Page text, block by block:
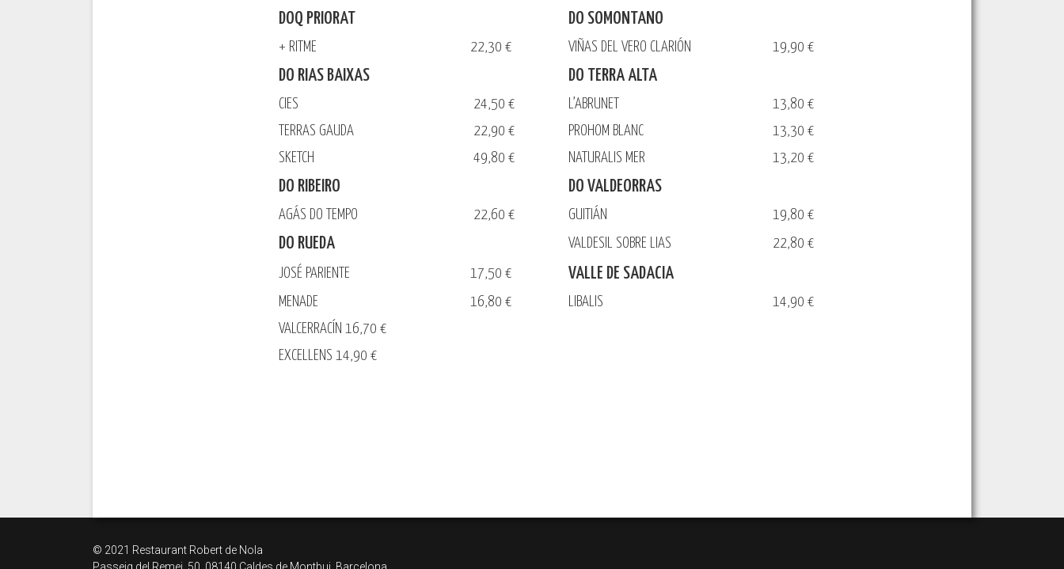
DOQ PRIORAT DO SOMONTANO
+ RITME 22,30 € VIÑAS DEL VERO CLARIÓN 19,90 €
DO RIAS BAIXAS DO TERRA ALTA
CIES 24,50 € L’ABRUNET
13,80 €
TERRAS GAUDA
22,90 € PROHOM BLANC
13,30 €
SKETCH
49,80 € NATURALIS MER 13,20 €
DO RIBEIRO DO VALDEORRAS
AGÁS DO TEMPO 22,60 € GUITIÁN 19,80 €
DO RUEDA VALDESIL SOBRE LIAS
22,80 €
JOSÉ PARIENTE
17,50 € VALLE DE SADACIA
MENADE 16,80 € LIBALIS
14,90 €
VALCERRACÍN 16,70 €
EXCELLENS 14,90 €
© 2021 Restaurant Robert de Nola